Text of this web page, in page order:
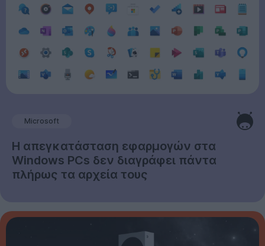
Microsoft
Η απεγκατάσταση εφαρμογών στα
Windows PCs δεν διαγράφει πάντα
πλήρως τα αρχεία τους